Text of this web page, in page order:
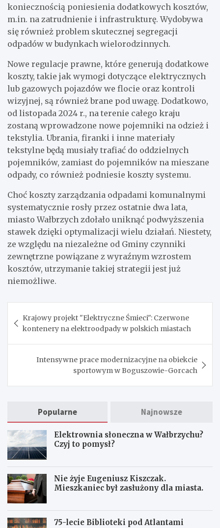
koniecznością poniesienia dodatkowych kosztów,
m.in. na zatrudnienie i infrastrukturę. Wydobywa
się również problem skutecznej segregacji
odpadów w budynkach wielorodzinnych.
Nowe regulacje prawne, które generują dodatkowe
koszty, takie jak wymogi dotyczące elektrycznych
lub gazowych pojazdów we flocie oraz kontroli
wizyjnej, są również brane pod uwagę. Dodatkowo,
od listopada 2024 r., na terenie całego kraju
zostaną wprowadzone nowe pojemniki na odzież i
tekstylia. Ubrania, firanki i inne materiały
tekstylne będą musiały trafiać do oddzielnych
pojemników, zamiast do pojemników na mieszane
odpady, co również podniesie koszty systemu.
Choć koszty zarządzania odpadami komunalnymi
systematycznie rosły przez ostatnie dwa lata,
miasto Wałbrzych zdołało uniknąć podwyższenia
stawek dzięki optymalizacji wielu działań. Niestety,
ze względu na niezależne od Gminy czynniki
zewnętrzne powiązane z wyraźnym wzrostem
kosztów, utrzymanie takiej strategii jest już
niemożliwe.
wpisu
Krajowy projekt "Elektryczne Śmieci": Czerwone
kontenery na elektroodpady w polskich miastach
Intensywne prace modernizacyjne na obiekcie
sportowym w Boguszowie-Gorcach
Popularne Najnowsze
Elektrownia słoneczna w Wałbrzychu?
Czyj to pomysł?
Nie żyje Eugeniusz Kiszczak.
Mieszkaniec był zasłużony dla miasta.
75-lecie Biblioteki pod Atlantami